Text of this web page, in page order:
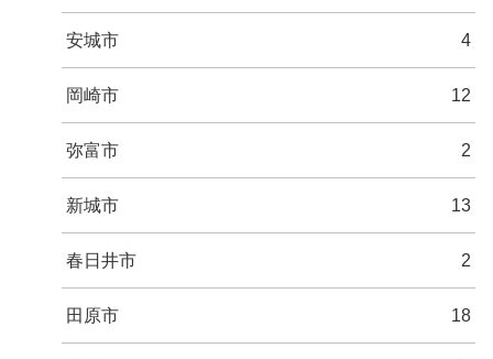
安城市 4
岡崎市 12
弥富市 2
新城市 13
春日井市 2
田原市 18